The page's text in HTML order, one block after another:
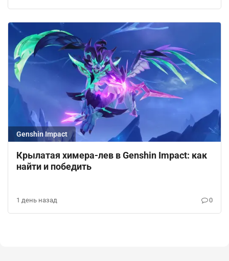
Genshin Impact
Крылатая химера-лев в Genshin Impact: как
найти и победить
1 день назад 0